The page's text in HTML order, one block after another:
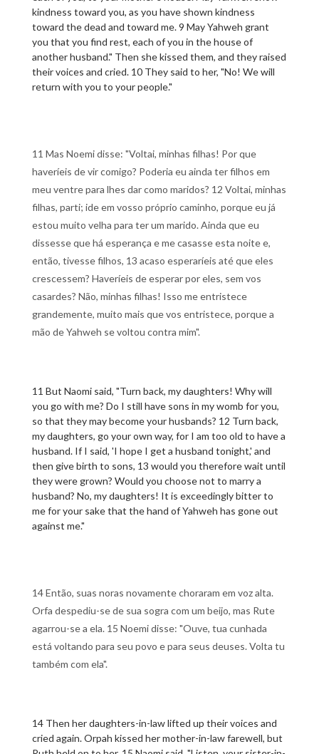
kindness toward you, as you have shown kindness
toward the dead and toward me. 9 May Yahweh grant
you that you find rest, each of you in the house of
another husband." Then she kissed them, and they raised
their voices and cried. 10 They said to her, "No! We will
return with you to your people."
11 Mas Noemi disse: "Voltai, minhas filhas! Por que
haveríeis de vir comigo? Poderia eu ainda ter filhos em
meu ventre para lhes dar como maridos? 12 Voltai, minhas
filhas, parti; ide em vosso próprio caminho, porque eu já
estou muito velha para ter um marido. Ainda que eu
dissesse que há esperança e me casasse esta noite e,
então, tivesse filhos, 13 acaso esperaríeis até que eles
crescessem? Haveríeis de esperar por eles, sem vos
casardes? Não, minhas filhas! Isso me entristece
grandemente, muito mais que vos entristece, porque a
mão de Yahweh se voltou contra mim".
11 But Naomi said, "Turn back, my daughters! Why will
you go with me? Do I still have sons in my womb for you,
so that they may become your husbands? 12 Turn back,
my daughters, go your own way, for I am too old to have a
husband. If I said, 'I hope I get a husband tonight,' and
then give birth to sons, 13 would you therefore wait until
they were grown? Would you choose not to marry a
husband? No, my daughters! It is exceedingly bitter to
me for your sake that the hand of Yahweh has gone out
against me."
14 Então, suas noras novamente choraram em voz alta.
Orfa despediu-se de sua sogra com um beijo, mas Rute
agarrou-se a ela. 15 Noemi disse: "Ouve, tua cunhada
está voltando para seu povo e para seus deuses. Volta tu
também com ela".
14 Then her daughters-in-law lifted up their voices and
cried again. Orpah kissed her mother-in-law farewell, but